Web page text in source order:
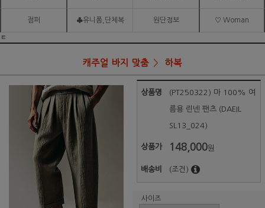
점퍼 ♣유니폼,단체복 원단정보 ♡ Woman
ㅌ
캐주얼 바지 맞춤 하복
상품명 (PT250322) 마 100% 여
름용 린넨 팬츠 (DAEIL
SL13_024)
상품가 148,000원
배송비 (조건)
사이즈